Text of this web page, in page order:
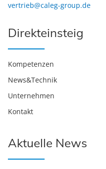
vertrieb@caleg-group.de
Direkteinsteig
Kompetenzen
News&Technik
Unternehmen
Kontakt
Aktuelle News